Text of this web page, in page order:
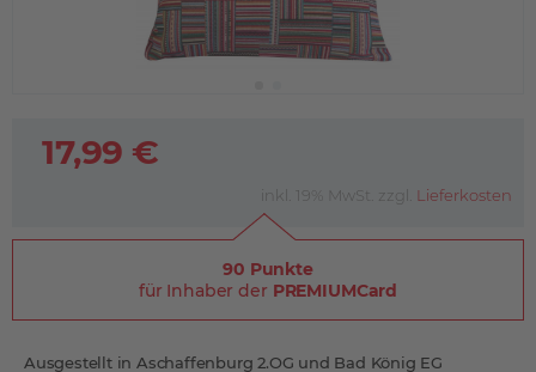
17,99 €
inkl. 19% MwSt. zzgl. Lieferkosten
90 Punkte
für Inhaber der PREMIUMCard
Ausgestellt in Aschaffenburg 2.OG und Bad König EG